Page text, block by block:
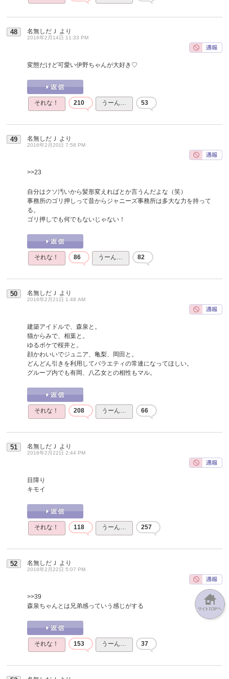
48 名無しだＪ より
2016年2月14日 11:33 PM
変態だけど可愛い伊野ちゃんが大好き♡
それな！ 210 うーん… 53
49 名無しだＪ より
2016年2月20日 7:58 PM
>>23
自分はクソ汚いから髪形変えればとか言うんだよな（笑）
事務所のゴリ押しって昔からジャニーズ事務所は多大な力を持って
る。
ゴリ押しでも何でもないじゃない！
それな！ 86 うーん… 82
50 名無しだＪ より
2016年2月21日 1:48 AM
建築アイドルで、森泉と。
猫からみで、相葉と。
ゆるボケで桜井と。
顔かわいいでジュニア、亀梨、岡田と。
どんどん引きを利用してバラエティの常連になってほしい。
グループ内でも有岡、八乙女との相性もマル。
それな！ 208 うーん… 66
51 名無しだＪ より
2016年2月22日 2:44 PM
目障り
キモイ
それな！ 118 うーん… 257
52 名無しだＪ より
2016年2月22日 5:07 PM
>>39
森泉ちゃんとは兄弟感っていう感じがする
それな！ 153 うーん… 37